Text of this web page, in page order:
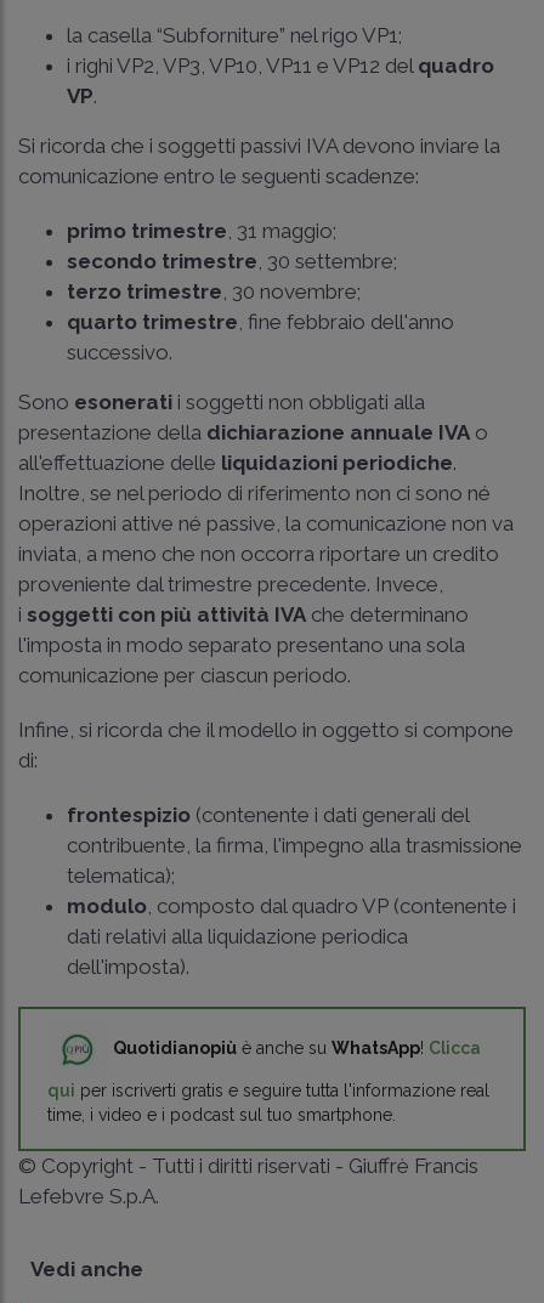
la casella “Subforniture” nel rigo VP1;
i righi VP2, VP3, VP10, VP11 e VP12 del quadro
VP.
Si ricorda che i soggetti passivi IVA devono inviare la
comunicazione entro le seguenti scadenze:
primo trimestre , 31 maggio;
secondo trimestre , 30 settembre;
terzo trimestre , 30 novembre;
quarto trimestre , fine febbraio dell'anno
successivo.
Sono esonerati i soggetti non obbligati alla
presentazione della dichiarazione annuale IVA o
all'effettuazione delle liquidazioni periodiche.
Inoltre, se nel periodo di riferimento non ci sono né
operazioni attive né passive, la comunicazione non va
inviata, a meno che non occorra riportare un credito
proveniente dal trimestre precedente. Invece,
i soggetti con più attività IVA che determinano
l'imposta in modo separato presentano una sola
comunicazione per ciascun periodo.
Infine, si ricorda che il modello in oggetto si compone
di:
frontespizio (contenente i dati generali del
contribuente, la firma, l'impegno alla trasmissione
telematica);
modulo , composto dal quadro VP (contenente i
dati relativi alla liquidazione periodica
dell'imposta).
Quotidianopiù è anche su WhatsApp! Clicca
qui per iscriverti gratis e seguire tutta l'informazione real
time, i video e i podcast sul tuo smartphone.
© Copyright - Tutti i diritti riservati - Giuffrè Francis
Lefebvre S.p.A.
Vedi anche